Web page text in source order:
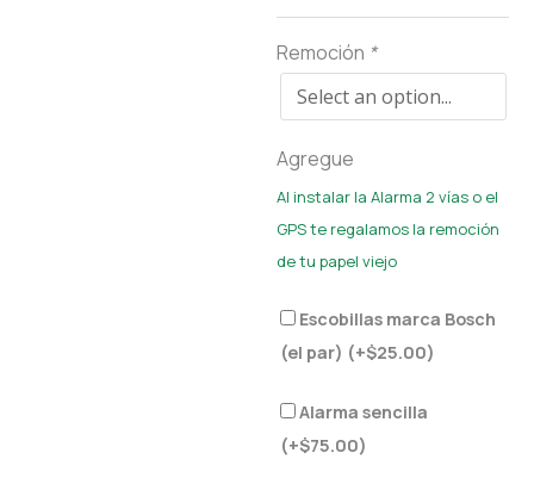
Remoción *
Agregue
Al instalar la Alarma 2 vías o el
GPS te regalamos la remoción
de tu papel viejo
Escobillas marca Bosch
(el par) (+$25.00)
Alarma sencilla
(+$75.00)